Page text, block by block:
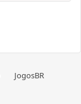
JogosBR